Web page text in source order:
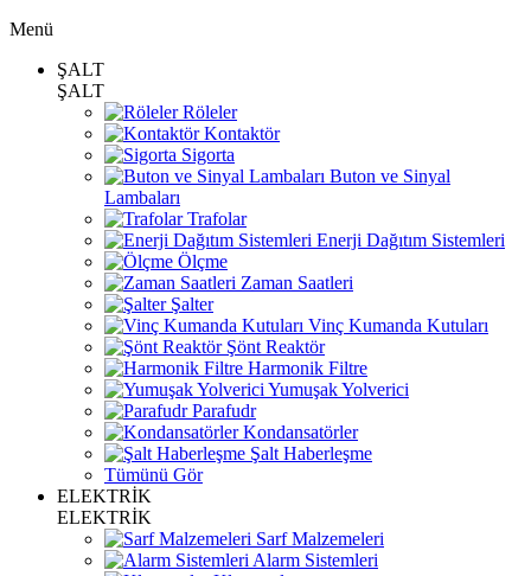
Menü
ŞALT
ŞALT
Röleler
Kontaktör
Sigorta
Buton ve Sinyal
Lambaları
Trafolar
Enerji Dağıtım Sistemleri
Ölçme
Zaman Saatleri
Şalter
Vinç Kumanda Kutuları
Şönt Reaktör
Harmonik Filtre
Yumuşak Yolverici
Parafudr
Kondansatörler
Şalt Haberleşme
Tümünü Gör
ELEKTRİK
ELEKTRİK
Sarf Malzemeleri
Alarm Sistemleri